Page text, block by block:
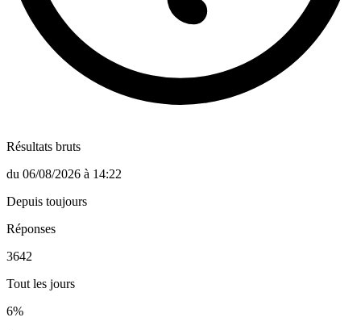
Résultats bruts
du 06/08/2026 à 14:22
Depuis toujours
Réponses
3642
Tout les jours
6%